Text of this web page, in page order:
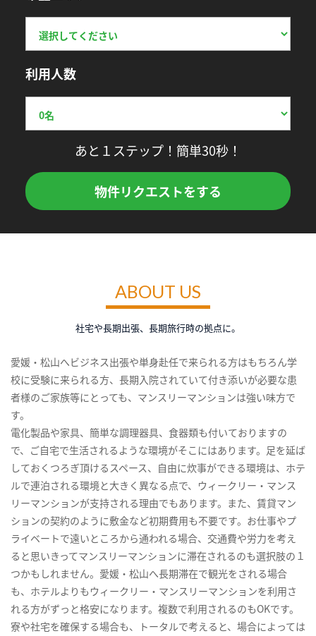
利用人数
あと１ステップ！簡単30秒！
物件リクエストをする
ABOUT US
社宅や長期出張、長期旅行時の拠点に。
愛媛・松山へビジネス出張や単身赴任で来られる方はもちろん学
校に受験に来られる方、長期入院されていて付き添いが必要な患
者様のご家族等にとっても、マンスリーマンションは強い味方で
す。
電化製品や家具、簡単な調理器具、食器類も付いておりますの
で、ご自宅で生活されるような環境がそこにはあります。足を延ば
しておくつろぎ頂けるスペース、自由に炊事ができる環境は、ホテ
ルで連泊される環境と大きく異なる点で、ウィークリー・マンス
リーマンションが支持される理由でもあります。また、賃貸マン
ションの契約のように敷金など初期費用も不要です。お仕事やプ
ライベートで遠いところから通われる場合、交通費や労力を考え
ると思いきってマンスリーマンションに滞在されるのも選択肢の１
つかもしれません。愛媛・松山へ長期滞在で観光をされる場合
も、ホテルよりもウィークリー・マンスリーマンションを利用さ
れる方がずっと格安になります。複数で利用されるのもOKです。
寮や社宅を確保する場合も、トータルで考えると、場合によっては